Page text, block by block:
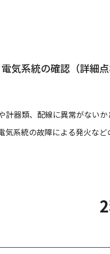
電気系統の確認（詳細点
計器類、配線に異常がない
気系統の故障による発火など